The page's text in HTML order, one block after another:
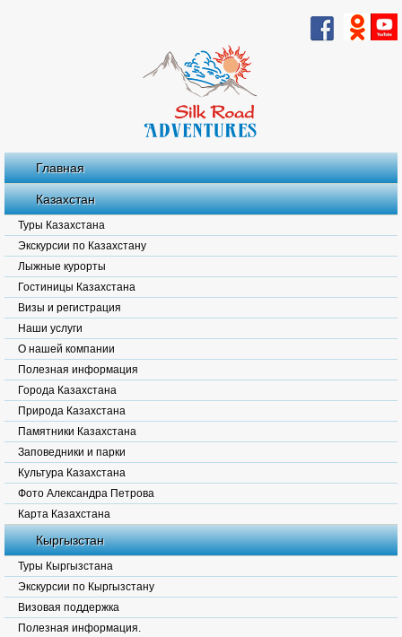
Главная
Казахстан
Туры Казахстана
Экскурсии по Казахстану
Лыжные курорты
Гостиницы Казахстана
Визы и регистрация
Наши услуги
О нашей компании
Полезная информация
Города Казахстана
Природа Казахстана
Памятники Казахстана
Заповедники и парки
Культура Казахстана
Фото Александра Петрова
Карта Казахстана
Кыргызстан
Туры Кыргызстана
Экскурсии по Кыргызстану
Визовая поддержка
Полезная информация.